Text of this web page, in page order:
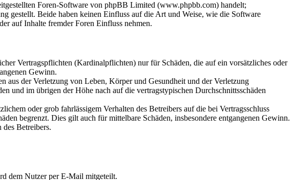
Foren-Software von phpBB Limited (www.phpbb.com) handelt;
gestellt. Beide haben keinen Einfluss auf die Art und Weise, wie die Software
auf Inhalte fremder Foren Einfluss nehmen.
Vertragspflichten (Kardinalpflichten) nur für Schäden, die auf ein vorsätzliches oder
Gewinn.
aus der Verletzung von Leben, Körper und Gesundheit und der Verletzung
und im übrigen der Höhe nach auf die vertragstypischen Durchschnittsschäden
oder grob fahrlässigem Verhalten des Betreibers auf die bei Vertragsschluss
begrenzt. Dies gilt auch für mittelbare Schäden, insbesondere entgangenen Gewinn.
Betreibers.
dem Nutzer per E-Mail mitgeteilt.